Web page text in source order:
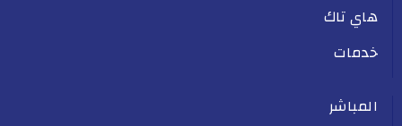
هاي تاك
خدمات
المباشر